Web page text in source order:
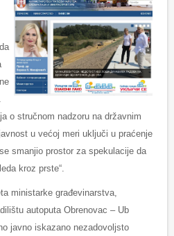
o stručnom nadzoru na državnim
u većoj meri uključi u praćenje
smanjio prostor za spekulacije da
kroz prste“.
ministarke građevinarstva,
autoputa Obrenovac – Ub
javno iskazano nezadovoljsto